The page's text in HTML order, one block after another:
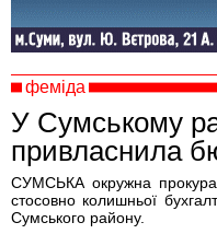
феміда
У Сумському
привласнила
СУМСЬКА окружна
стосовно колишньої
Сумського району.